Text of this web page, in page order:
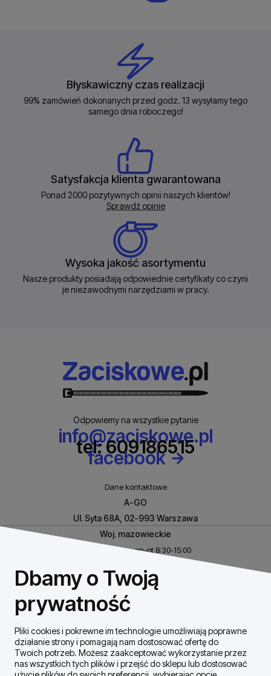
Błyskawiczny czas realizacji
99% zamówień dokonanych przed godz. 13 wysyłamy tego
samego dnia roboczego!
Satysfakcja klienta gwarantowana
Ponad 2000 pozytywnych opinii naszych klientów!
Sprawdź opinie
Wysoka jakość asortymentu
Nasze produkty posiadają odpowiednie certyfikaty co czyni
je niezawodnymi narzędziami w pracy.
Odpowiemy na wszystkie pytanie
info@zaciskowe.pl
tel: 609186515
facebook
Dane kontaktowe
A-GO
Ul. Syta 68A, 02-993 Warszawa
Woj. mazowieckie
Biuro czynne w pn-pt 8:30-15:00
REGON: 146926170
Szybki Kontakt
Dostawa / płatności
Dbamy o Twoją
prywatność
Pliki cookies i pokrewne im technologie umożliwiają poprawne
działanie strony i pomagają nam dostosować ofertę do
Twoich potrzeb. Możesz zaakceptować wykorzystanie przez
nas wszystkich tych plików i przejść do sklepu lub dostosować